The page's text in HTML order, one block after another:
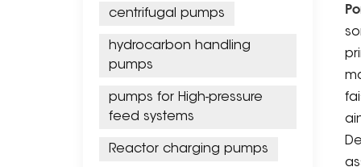
centrifugal pumps
hydrocarbon handling
pumps
pumps for High-pressure
feed systems
Reactor charging pumps